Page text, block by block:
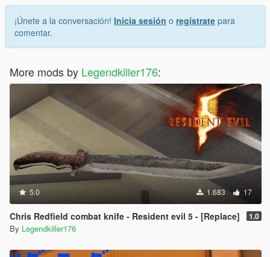
¡Únete a la conversación! Inicia sesión o regístrate para
comentar.
More mods by Legendkiller176:
5.0 1.683 17
Chris Redfield combat knife - Resident evil 5 - [Replace] 1.0
By Legendkiller176